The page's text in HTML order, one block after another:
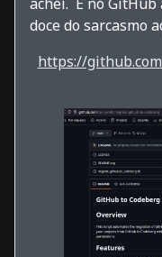
doce do sarcasmo
https://